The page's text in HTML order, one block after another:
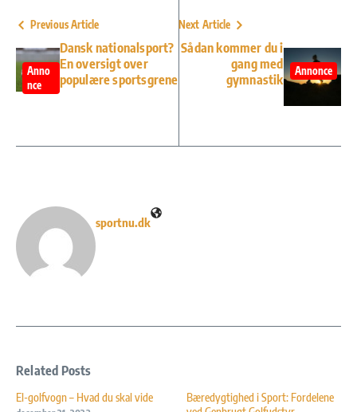
Previous Article
Anno
nce
Dansk nationalsport?
En oversigt over
populære sportsgrene
Next Article
Sådan kommer du i
gang med
gymnastik
Annonce
sportnu.dk
Related Posts
El-golfvogn – Hvad du skal vide
Bæredygtighed i Sport: Fordelene